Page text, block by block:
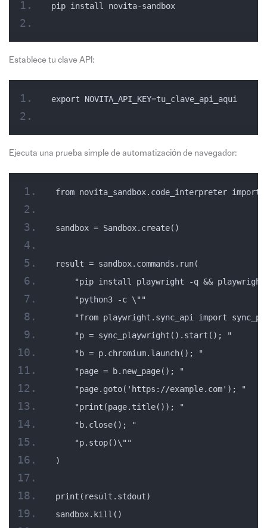
pip install novita-sandbox
Establece tu clave API:
export NOVITA_API_KEY=tu_clave_api_aqui
Ejecuta una prueba simple de automatización de navegador:
from novita_sandbox.code_interpreter import
sandbox = Sandbox.create()
result = sandbox.commands.run(
"pip install playwright -q &&
    "python3 -c \""
"from playwright.sync_api import
    "p = sync_playwright().start(); "
    "b = p.chromium.launch(); "
    "page = b.new_page(); "
    "page.goto('https://example.com'); "
    "print(page.title()); "
    "b.close(); "
    "p.stop()\""
)
print(result.stdout)
sandbox.kill()